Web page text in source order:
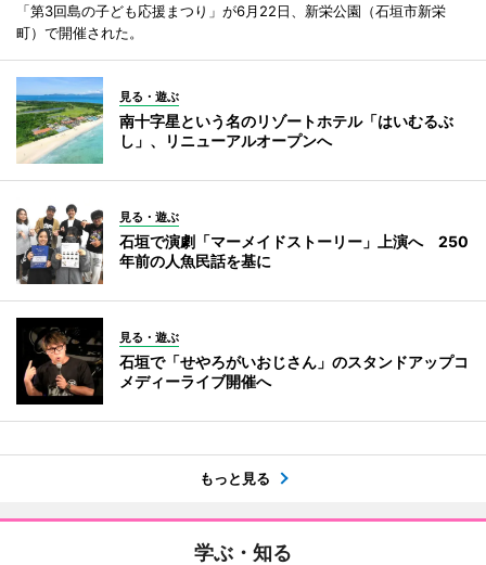
「第3回島の子ども応援まつり」が6月22日、新栄公園（石垣市新栄
町）で開催された。
見る・遊ぶ
南十字星という名のリゾートホテル「はいむるぶ
し」、リニューアルオープンへ
見る・遊ぶ
石垣で演劇「マーメイドストーリー」上演へ 250
年前の人魚民話を基に
見る・遊ぶ
石垣で「せやろがいおじさん」のスタンドアップコ
メディーライブ開催へ
もっと見る
学ぶ・知る